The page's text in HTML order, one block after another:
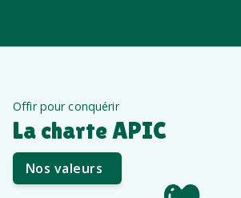
Offir pour conquérir
La charte APIC
Nos valeurs